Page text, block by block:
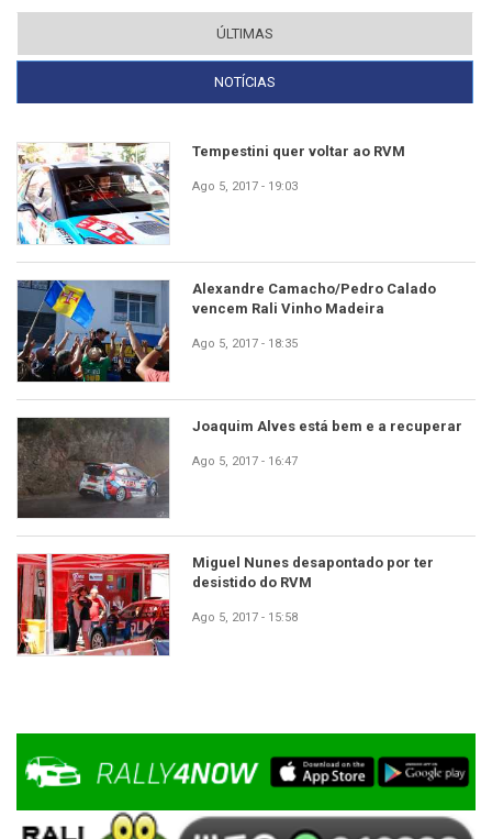
ÚLTIMAS
NOTÍCIAS
Tempestini quer voltar ao RVM
Ago 5, 2017 - 19:03
Alexandre Camacho/Pedro Calado
vencem Rali Vinho Madeira
Ago 5, 2017 - 18:35
Joaquim Alves está bem e a recuperar
Ago 5, 2017 - 16:47
Miguel Nunes desapontado por ter
desistido do RVM
Ago 5, 2017 - 15:58